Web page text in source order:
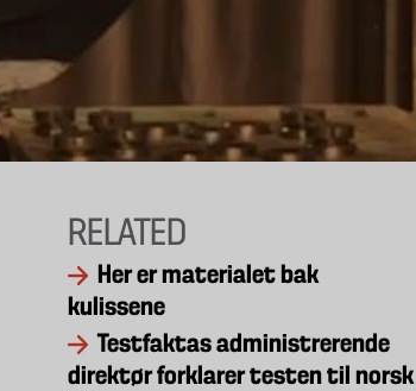
RELATED
Her er materialet bak
kulissene
Testfaktas administrerende
direktør forklarer testen til norsk